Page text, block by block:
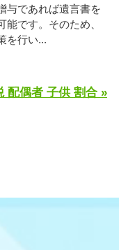
与であれば遺言書を
です。そのため、
を行い...
配偶者 子供 割合 »